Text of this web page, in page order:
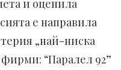
и оценила
е направила
„най-ниска
“Паралел 92”